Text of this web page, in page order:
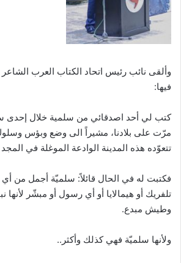
وألقى نائب رئيس اتحاد الكتاب العرب
فيها:
كتب لي أحد اصدقائي من سلمية خلال إحدى
مرّت على بلادنا، مشيراً الى وضع وبؤس
تتعوّده هذه المدينة الوادعة الموغلة في
فكتبت له في الحال قائلاً: سلميّة أجمل من أي
تلفريك أو هيمالايا أو أي رسول أو مبشّر لأنها
وطيش مبدع.
ولأنها سلميّة فهي كذلك وأكثر..